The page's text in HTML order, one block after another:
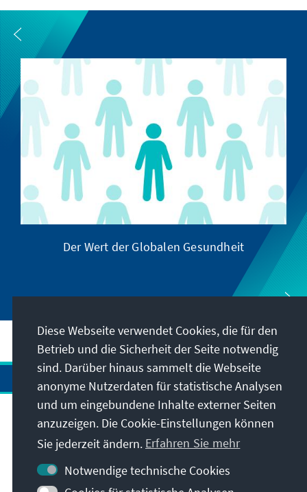
Der Wert der Globalen Gesundheit
Anschrift
Kontakt
Diese Webseite verwendet Cookies, die für den
Betrieb und die Sicherheit der Seite notwendig
sind. Darüber hinaus sammelt die Webseite
anonyme Nutzerdaten für statistische Analysen
und um eingebundene Inhalte externer Seiten
anzuzeigen. Die Cookie-Einstellungen können
Sie jederzeit ändern. Erfahren Sie mehr
Notwendige technische Cookies